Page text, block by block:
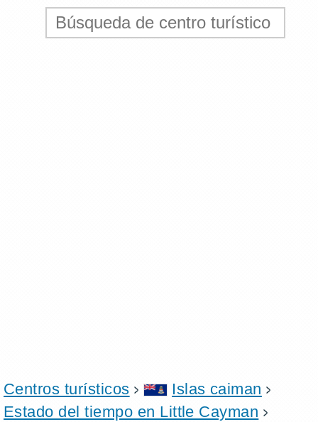
Centros turísticos
Islas caiman
Estado del tiempo en Little Cayman